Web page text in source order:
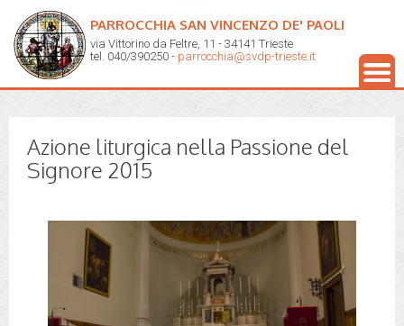
PARROCCHIA SAN VINCENZO DE' PAOLI
via Vittorino da Feltre, 11 - 34141 Trieste
tel. 040/390250 - parrocchia@svdp-trieste.it
Azione liturgica nella Passione del
Signore 2015